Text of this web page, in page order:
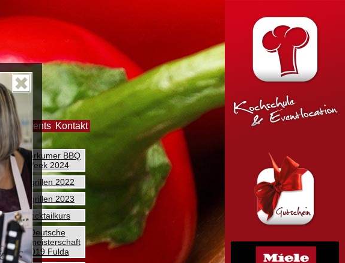
& Events Kontakt
2. Borkumer BBQ
Week 2024
Abgrillen 2022
Abgrillen 2023
Cocktailkurs
Deutsche
Grillmeisterschaft
2019 Fulda